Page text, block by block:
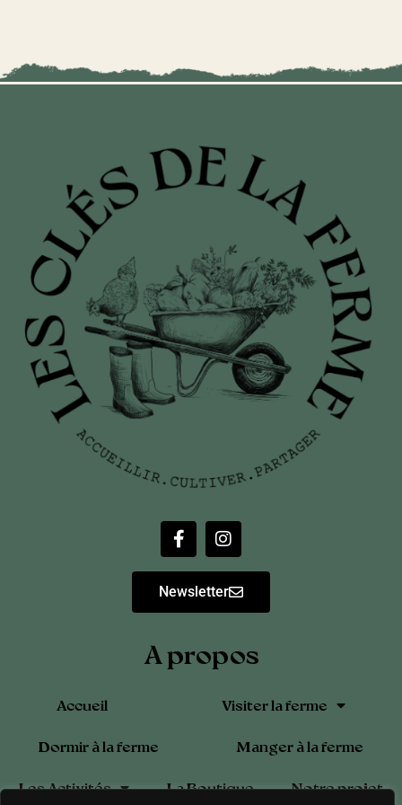
Newsletter
A propos
Accueil Visiter la ferme
Dormir à la ferme Manger à la ferme
Les Activités La Boutique Notre projet